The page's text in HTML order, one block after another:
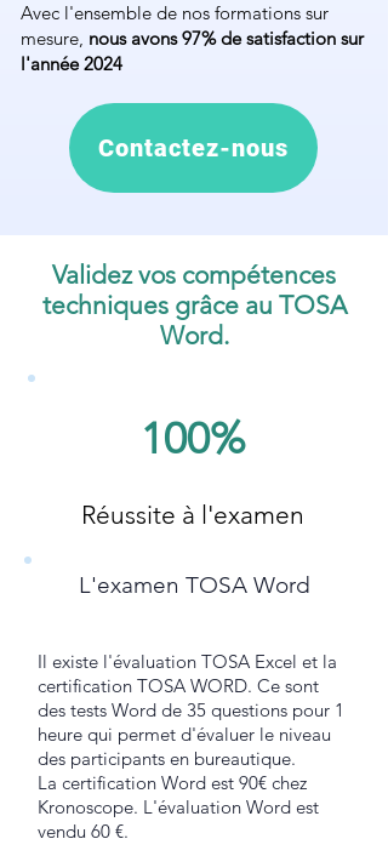
Avec l'ensemble de nos formations sur
mesure, nous avons 97% de satisfaction sur
l'année 2024
Contactez-nous
Validez vos compétences
techniques grâce au TOSA
Word.
100%
Réussite à l'examen
L'examen TOSA Word
Il existe l'évaluation TOSA Excel et la
certification TOSA WORD. Ce sont
des tests Word de 35 questions pour 1
heure qui permet d'évaluer le niveau
des participants en bureautique.
La certification Word est 90€ chez
Kronoscope. L'évaluation Word est
vendu 60 €.